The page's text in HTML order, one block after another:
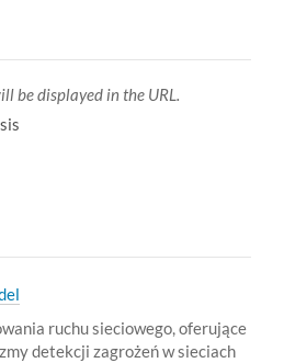
be displayed in the URL.
ruchu sieciowego, oferujące
detekcji zagrożeń w sieciach